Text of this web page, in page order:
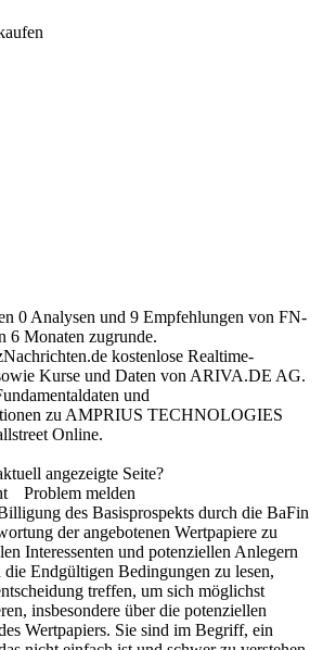
0 Analysen und 9 Empfehlungen von FN-
6 Monaten zugrunde.
kostenlose Realtime-
Kurse und Daten von ARIVA.DE AG.
und
zu AMPRIUS TECHNOLOGIES
Online.
angezeigte Seite?
Problem melden
des Basisprospekts durch die BaFin
der angebotenen Wertpapiere zu
Interessenten und potenziellen Anlegern
die Endgültigen Bedingungen zu lesen,
treffen, um sich möglichst
insbesondere über die potenziellen
Wertpapiers. Sie sind im Begriff, ein